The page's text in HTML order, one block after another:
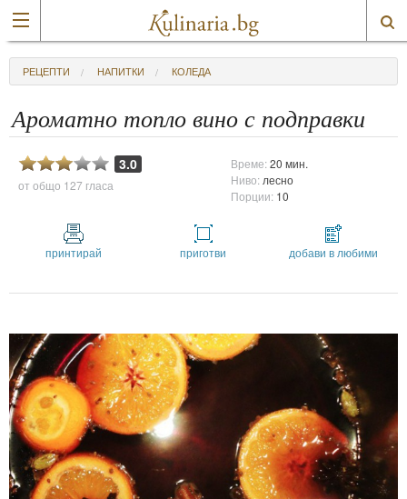
РЕЦЕПТИ НАПИТКИ КОЛЕДА
Ароматно топло вино с подправки
3.0
от общо 127 гласа
Време:20 мин.
Ниво: лесно
Порции: 10
принтирай приготви добави в любими